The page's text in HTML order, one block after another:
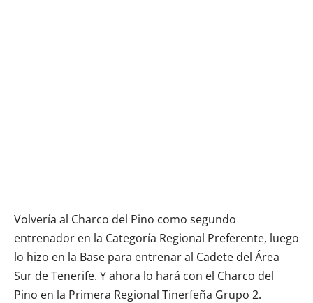
Volvería al Charco del Pino como segundo
entrenador en la Categoría Regional Preferente, luego
lo hizo en la Base para entrenar al Cadete del Área
Sur de Tenerife. Y ahora lo hará con el Charco del
Pino en la Primera Regional Tinerfeña Grupo 2.